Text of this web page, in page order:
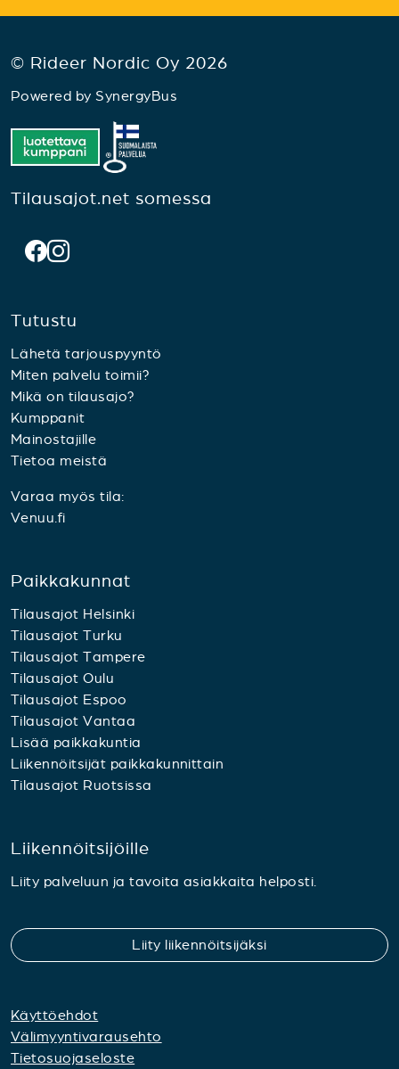
© Rideer Nordic Oy 2026
Powered by SynergyBus
Tilausajot.net somessa
Tutustu
Lähetä tarjouspyyntö
Miten palvelu toimii?
Mikä on tilausajo?
Kumppanit
Mainostajille
Tietoa meistä
Varaa myös tila:
Venuu.fi
Paikkakunnat
Tilausajot Helsinki
Tilausajot Turku
Tilausajot Tampere
Tilausajot Oulu
Tilausajot Espoo
Tilausajot Vantaa
Lisää paikkakuntia
Liikennöitsijät paikkakunnittain
Tilausajot Ruotsissa
Liikennöitsijöille
Liity palveluun ja tavoita asiakkaita helposti.
Liity liikennöitsijäksi
Käyttöehdot
Välimyyntivarausehto
Tietosuojaseloste